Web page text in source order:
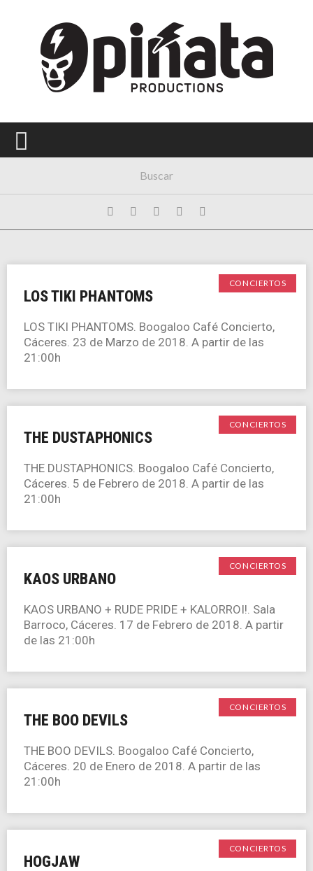
Menú Principal
PORTADA
CONCIERTOS
FESTIVALES
CONCIERTOS
LOS TIKI PHANTOMS
LOS TIKI PHANTOMS. Boogaloo Café Concierto,
Cáceres. 23 de Marzo de 2018. A partir de las
21:00h
CONCIERTOS
THE DUSTAPHONICS
THE DUSTAPHONICS. Boogaloo Café Concierto,
Cáceres. 5 de Febrero de 2018. A partir de las
21:00h
CONCIERTOS
KAOS URBANO
KAOS URBANO + RUDE PRIDE + KALORROI!. Sala
Barroco, Cáceres. 17 de Febrero de 2018. A partir
de las 21:00h
CONCIERTOS
THE BOO DEVILS
THE BOO DEVILS. Boogaloo Café Concierto,
Cáceres. 20 de Enero de 2018. A partir de las
21:00h
CONCIERTOS
HOGJAW